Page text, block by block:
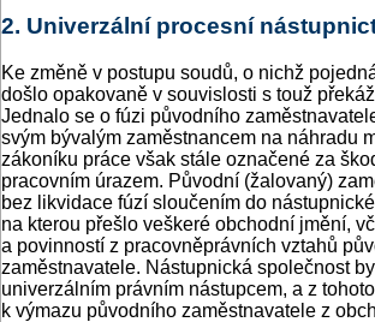
2. Univerzální procesní
Ke změně v postupu soudů, o nichž
došlo opakovaně v souvislosti s touž
Jednalo se o fúzi původního
svým bývalým zaměstnancem na náhradu
zákoníku práce však stále označené za
pracovním úrazem. Původní (žalovaný)
bez likvidace fúzí sloučením do
na kterou přešlo veškeré obchodní jmění,
a povinností z pracovněprávních vztahů
zaměstnavatele. Nástupnická společnost
univerzálním právním nástupcem, a z
k výmazu původního zaměstnavatele z